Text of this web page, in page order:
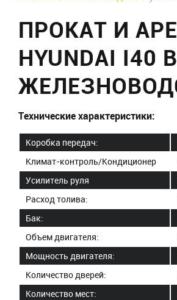
ПРОКАТ И
HYUNDAI I40 В
Технические характеристики:
Коробка передач:
Климат-контроль/Кондиционер
Усилитель руля
Расход толива:
Бак:
Объем двигателя:
Мощность двигателя:
Количество дверей:
Количество мест: